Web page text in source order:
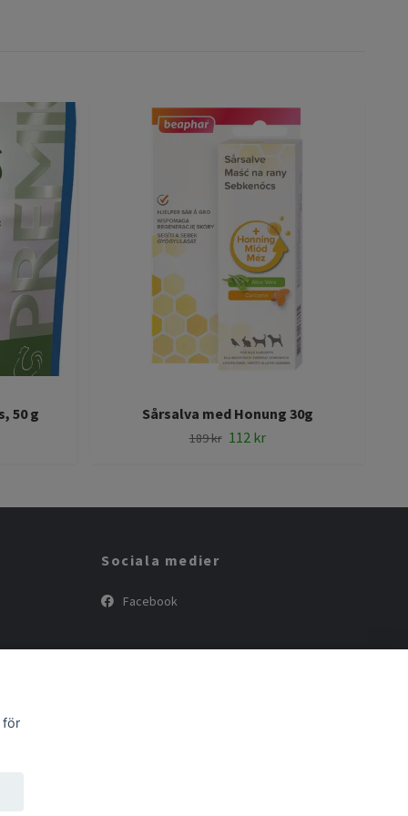
50 g Sårsalva med Honung 30g
189 kr 112 kr
Sociala medier
Facebook
för